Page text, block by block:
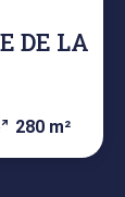
DE LA
280 m²